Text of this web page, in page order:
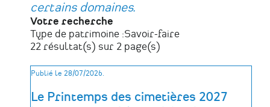
certains domaines.
Votre recherche
Type de patrimoine :Savoir-faire
22 résultat(s) sur 2 page(s)
Publié le 28/07/2026.
Le Printemps des cimetières 2027